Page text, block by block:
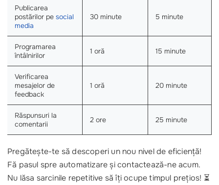
Publicarea
postărilor pe social
media
30 minute 5 minute
Programarea
întâlnirilor
1 oră 15 minute
Verificarea
mesajelor de
feedback
1 oră 20 minute
Răspunsuri la
comentarii
2 ore 25 minute
Pregătește-te să descoperi un nou nivel de eficiență!
Fă pasul spre automatizare și contactează-ne acum.
Nu lăsa sarcinile repetitive să îți ocupe timpul prețios! ⏳